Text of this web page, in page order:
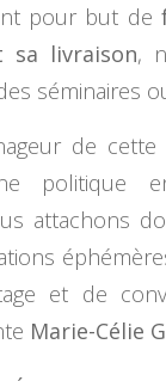
pour but de
sa livraison,
séminaires
de
politique
attachons
et de
Marie-Célie